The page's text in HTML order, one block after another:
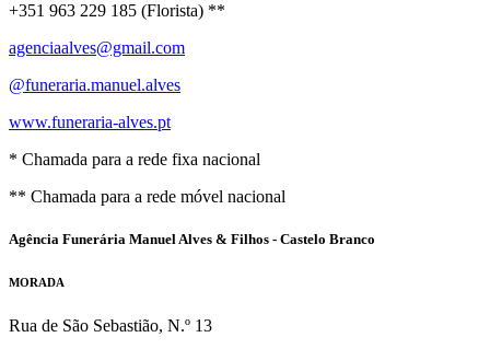
+351 963 229 185 (Florista) **
agenciaalves@gmail.com
@funeraria.manuel.alves
www.funeraria-alves.pt
* Chamada para a rede fixa nacional
** Chamada para a rede móvel nacional
Agência Funerária Manuel Alves & Filhos - Castelo Branco
MORADA
Rua de São Sebastião, N.º 13